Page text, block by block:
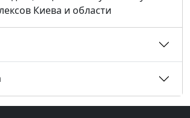
Киева и области